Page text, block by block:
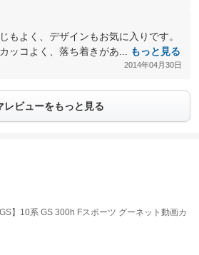
もよく、デザインもお気に入りです。
ッコよく、落ち着きがあ...
もっと見る
2014年04月30日
レビューをもっと見る
GS】10系 GS 300h Fスポーツ グーネット動画カ